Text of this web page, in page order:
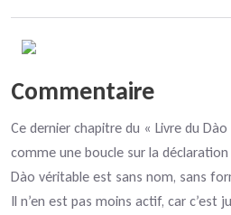
Commentaire
Ce dernier chapitre du « Livre du
comme une boucle sur la
Dào véritable est sans nom, sans
Il n’en est pas moins actif, car c’est